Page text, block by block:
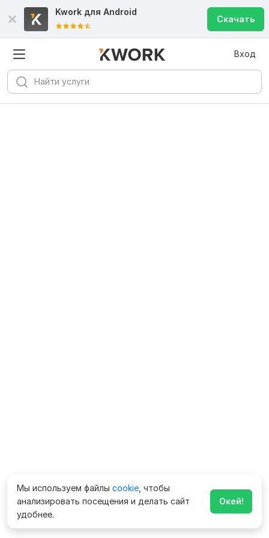
Kwork для Android
Скачать
Вход
Мы используем файлы cookie , чтобы
анализировать посещения и делать сайт
удобнее.
Окей!